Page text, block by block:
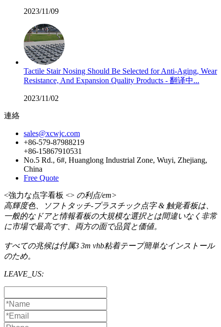
2023/11/09
Tactile Stair Nosing Should Be Selected for Anti-Aging, Wear
Resistance, And Expansion Quality Products - 翻译中...
2023/11/02
連絡
sales@xcwjc.com
+86-579-87988219
+86-15867910531
No.5 Rd., 6#, Huanglong Industrial Zone, Wuyi, Zhejiang,
China
Free Quote
<強力な点字看板 <> の利点/em>
高輝度色、ソフトタッチ-プラスチック点字 & 触覚看板は、
一般的なドアと情報看板の大規模な選択とは間違いなく非常
に市場で最高です、両方の面で品質と価値。
すべての兆候は付属3 3m vhb粘着テープ簡単なインストール
のため。
LEAVE_US: